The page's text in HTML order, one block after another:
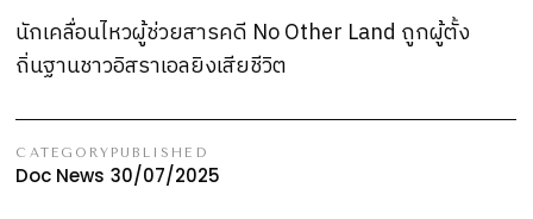
นักเคลื่อนไหวผู้ช่วยสารคดี No Other Land ถูกผู้ตั้ง
ถิ่นฐานชาวอิสราเอลยิงเสียชีวิต
CATEGORY
Doc News
PUBLISHED
30/07/2025